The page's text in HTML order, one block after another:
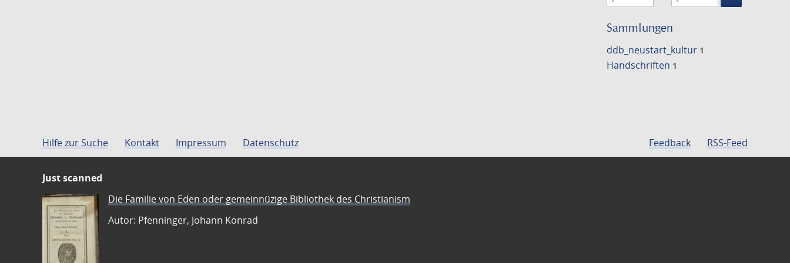
Suche
Sammlungen
ddb_neustart_kultur 1
Handschriften 1
Hilfe zur Suche Kontakt Impressum Datenschutz Feedback RSS-Feed
Just scanned
Die Familie von Eden oder gemeinnüzige Bibliothek des Christianism
Autor: Pfenninger, Johann Konrad